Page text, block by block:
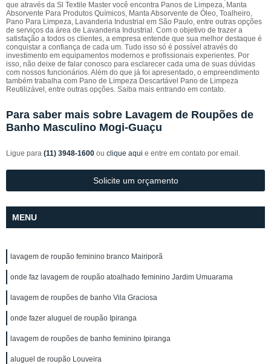
que através da Sl Textile Master você encontra Panos de Limpeza, Manta
Absorvente Para Produtos Químicos, Manta Absorvente de Óleo, Toalheiro,
Pano Para Limpeza, Lavanderia Industrial em São Paulo, entre outras opções
de serviços da área de Lavanderia Industrial. Com o objetivo de trazer a
satisfação a todos os clientes, a empresa entende que sua melhor destaque é
conquistar a confiança de cada um. Tudo isso só é possível através do
investimento em equipamentos modernos e profissionais experientes. Por
isso, não deixe de falar conosco para esclarecer cada uma de suas dúvidas
com nossos funcionários. Além do que já foi apresentado, o empreendimento
também trabalha com Pano de Limpeza Descartável Pano de Limpeza
Reutilizável, entre outras opções. Saiba mais entrando em contato.
Para saber mais sobre Lavagem de Roupões de
Banho Masculino Mogi-Guaçu
Ligue para (11) 3948-1600 ou clique aqui e entre em contato por email.
Solicite um orçamento
MENU
lavagem de roupão feminino branco Mairiporã
onde faz lavagem de roupão atoalhado feminino Jardim Umuarama
lavagem de roupões de banho Vila Graciosa
onde fazer aluguel de roupão Ipiranga
lavagem de roupões de banho feminino Ipiranga
aluguel de roupão Louveira